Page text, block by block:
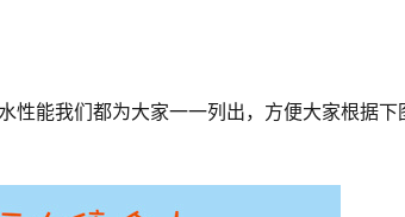
性能我们都为大家一一列出，方便大家根据下